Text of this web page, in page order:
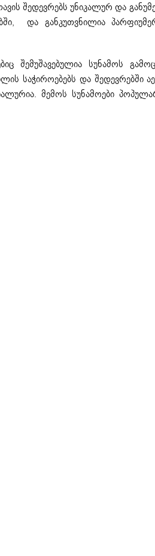
შედევრებს უნიკალურ და
და განკუთვნილია
შემუშავებულია სუნამოს
საჭიროებებს და შედევრებში
მემოს სუნამოები